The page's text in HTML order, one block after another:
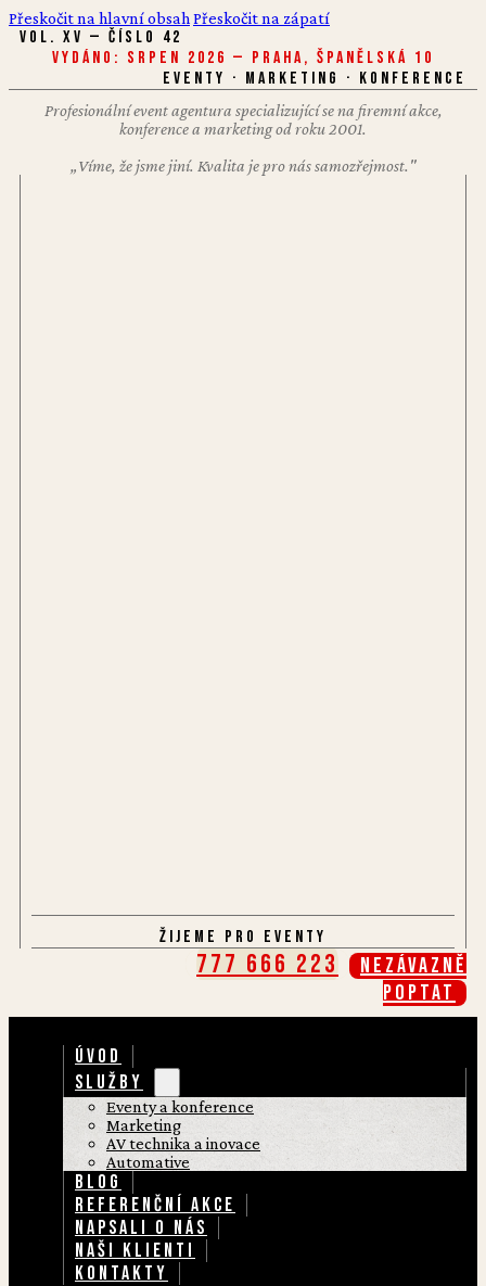
Přeskočit na hlavní obsah Přeskočit na zápatí
VOL. XV — ČÍSLO 42
Vydáno: Srpen 2026 — Praha, Španělská 10
EVENTY · MARKETING · KONFERENCE
Profesionální event agentura specializující se na firemní akce,
konference a marketing od roku 2001.
„Víme, že jsme jiní. Kvalita je pro nás samozřejmost."
Žijeme pro eventy
777 666 223
Nezávazně
poptat
ÚVOD
SLUŽBY
Eventy a konference
Marketing
AV technika a inovace
Automative
BLOG
REFERENČNÍ AKCE
NAPSALI O NÁS
NAŠI KLIENTI
KONTAKTY